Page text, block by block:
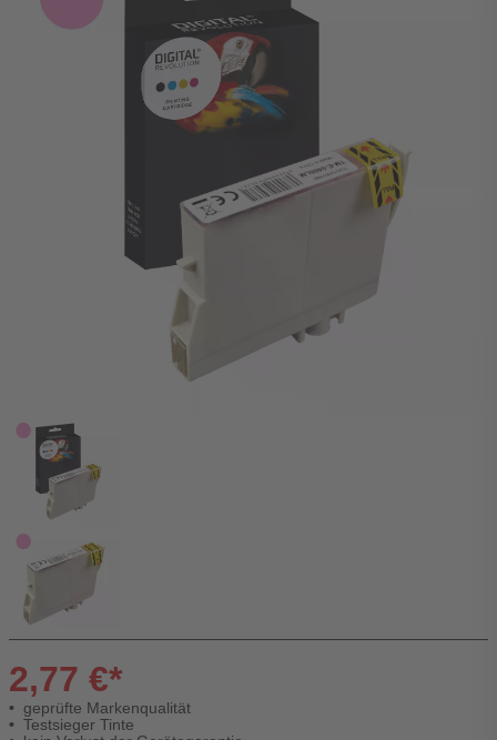
2,77 €*
geprüfte Markenqualität
Testsieger Tinte